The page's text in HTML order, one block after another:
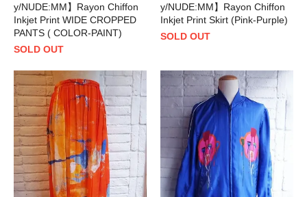
y/NUDE:MM】Rayon Chiffon
Inkjet Print WIDE CROPPED
PANTS ( COLOR-PAINT)
SOLD OUT
y/NUDE:MM】Rayon Chiffon
Inkjet Print Skirt (Pink-Purple)
SOLD OUT